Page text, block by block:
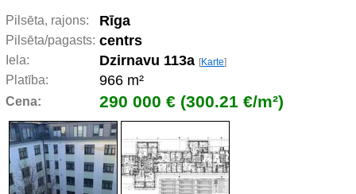
Pilsēta, rajons: Rīga
Pilsēta/pagasts: centrs
Iela: Dzirnavu 113a [Karte]
Platība: 966 m²
Cena: 290 000 € (300.21 €/m²)